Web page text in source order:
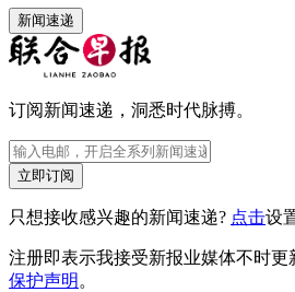
新闻速递
订阅新闻速递，洞悉时代脉搏。
立即订阅
只想接收感兴趣的新闻速递? 点击设
注册即表示我接受新报业媒体不时更
保护声明 。